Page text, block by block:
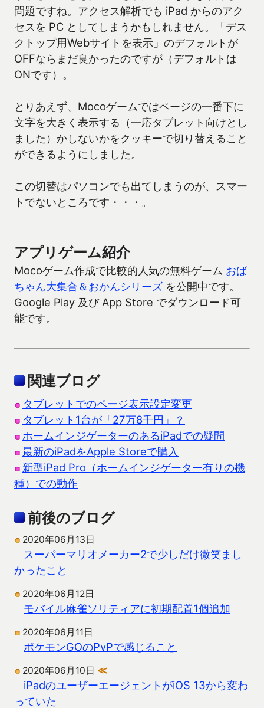
問題ですね。アクセス解析でも iPad からのアク
セスを PC としてしまうかもしれません。「デス
クトップ用Webサイトを表示」のデフォルトが
OFFならまだ良かったのですが（デフォルトは
ONです）。
とりあえず、Mocoゲームではページの一番下に
文字を大きく表示する（一応タブレット向けとし
ました）かしないかをクッキーで切り替えること
ができるようにしました。
この切替はパソコンでも出てしまうのが、スマー
トでないところです・・・。
アプリゲーム紹介
Mocoゲーム作成で比較的人気の無料ゲーム おば
ちゃん大集合＆おかんシリーズ を公開中です。
Google Play 及び App Store でダウンロード可
能です。
関連ブログ
タブレットでのページ表示設定変更
タブレット1台が「27万8千円」？
ホームインジゲーターのあるiPadでの疑問
最新のiPadをApple Storeで購入
新型iPad Pro（ホームインジゲーター有りの機
種）での動作
前後のブログ
2020年06月13日
スーパーマリオメーカー2で少しだけ微笑まし
かったこと
2020年06月12日
モバイル麻雀ソリティアに初期配置1個追加
2020年06月11日
ポケモンGOのPvPで感じること
2020年06月10日 ≪
iPadのユーザーエージェントがiOS 13から変わ
っていた